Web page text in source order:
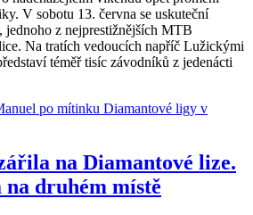
V sobotu 13. června se uskuteční
z nejprestižnějších MTB
Na tratích vedoucích napříč Lužickými
téměř tisíc závodníků z jedenácti
na Diamantové lize.
druhém místě